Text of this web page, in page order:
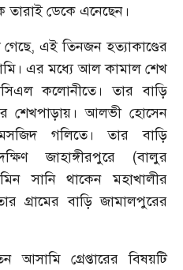
তারাই ডেকে এনেছেন।
গেছে, এই তিনজন হত্যাকাণ্ডের
এর মধ্যে আল কামাল শেখ
কলোনীতে। তার বাড়ি
শেখপাড়ায়। আলভী হোসেন
গলিতে। তার বাড়ি
জাহাঙ্গীরপুরে (বালুর
সানি থাকেন মহাখালীর
গ্রামের বাড়ি জামালপুরের
গ্রেপ্তারের বিষয়টি